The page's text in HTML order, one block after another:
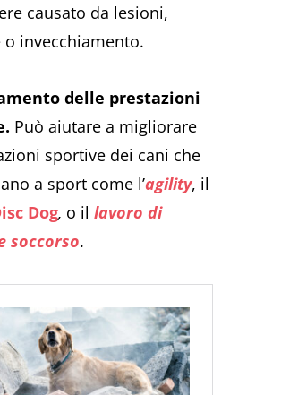
causato da lesioni,
invecchiamento.
delle prestazioni
Può aiutare a migliorare
sportive dei cani che
a sport come l’agility, il
Dog, o illavoro di
soccorso.